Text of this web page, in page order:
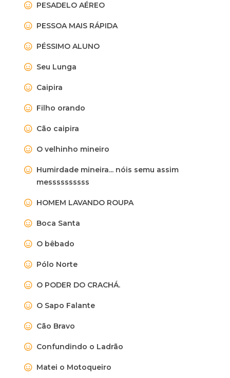
PESADELO AÉREO
PESSOA MAIS RÁPIDA
PÉSSIMO ALUNO
Seu Lunga
Caipira
Filho orando
Cão caipira
O velhinho mineiro
Humirdade mineira... nóis semu assim
messssssssss
HOMEM LAVANDO ROUPA
Boca Santa
O bêbado
Pólo Norte
O PODER DO CRACHÁ.
O Sapo Falante
Cão Bravo
Confundindo o Ladrão
Matei o Motoqueiro